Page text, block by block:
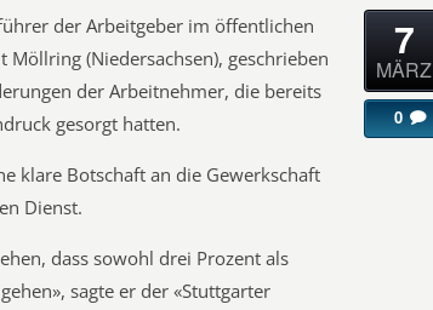
der Arbeitgeber im öffentlichen
(Niedersachsen), geschrieben
der Arbeitnehmer, die bereits
gesorgt hatten.
klare Botschaft an die Gewerkschaft
Dienst.
dass sowohl drei Prozent als
sagte er der «Stuttgarter
7
MÄRZ
0